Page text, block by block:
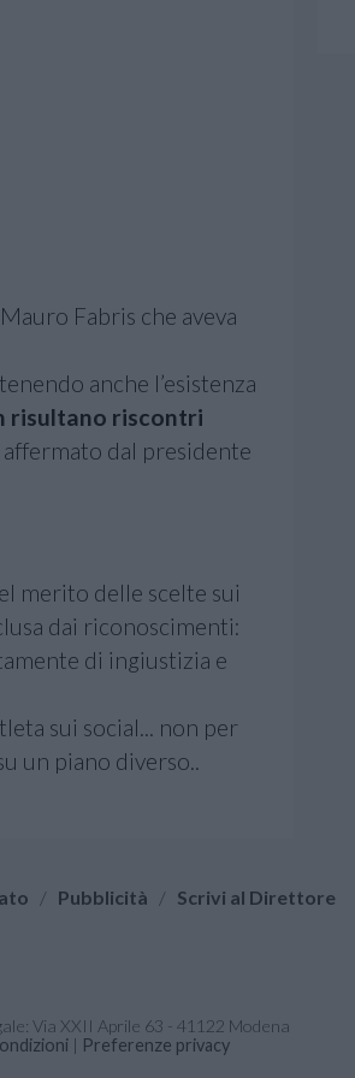
Fabris che aveva
anche l’esistenza
risultano riscontri
dal presidente
merito delle scelte sui
dai riconoscimenti:
di ingiustizia e
sui social... non per
un piano diverso..
/ Pubblicità / Scrivi al Direttore
Via XXII Aprile 63 - 41122 Modena
| Preferenze privacy